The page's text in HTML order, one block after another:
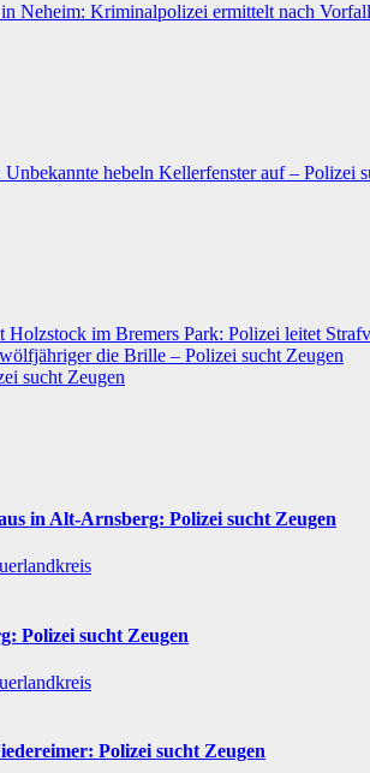
Neheim: Kriminalpolizei ermittelt nach
hebeln Kellerfenster auf – Polizei
im Bremers Park: Polizei leitet
die Brille – Polizei sucht Zeugen
sucht Zeugen
in Alt-Arnsberg: Polizei sucht Zeugen
Polizei sucht Zeugen
Polizei sucht Zeugen